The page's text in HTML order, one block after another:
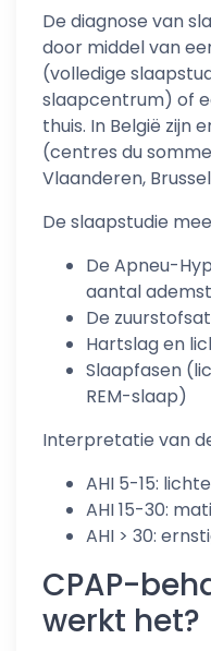
De diagnose van
door middel van
(volledige
slaapcentrum) of
thuis. In België zijn
(centres du
Vlaanderen,
De slaapstudie
De Apneu-
aantal
De
Hartslag en
Slaapfasen
REM-slaap)
Interpretatie van
AHI 5-15:
AHI 15-30:
AHI > 30:
CPAP-
werkt het?